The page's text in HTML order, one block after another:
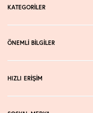
KATEGORİLER
ÖNEMLİ BİLGİLER
HIZLI ERİŞİM